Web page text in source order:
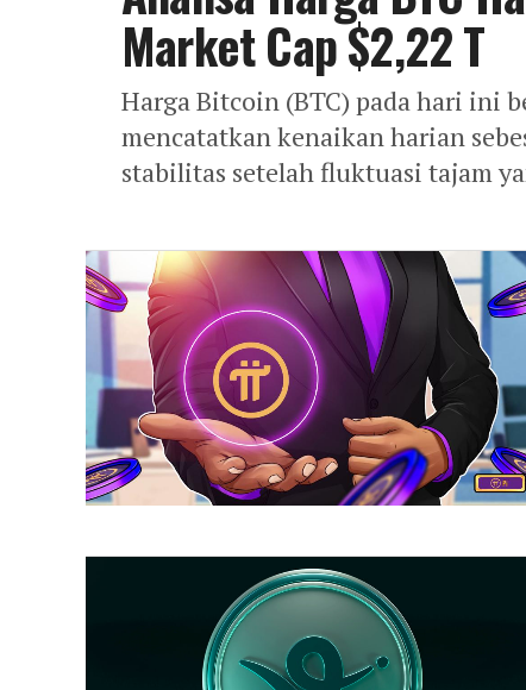
Market Cap $2,22 T
Harga Bitcoin (BTC) pada hari ini
mencatatkan kenaikan harian
stabilitas setelah fluktuasi tajam